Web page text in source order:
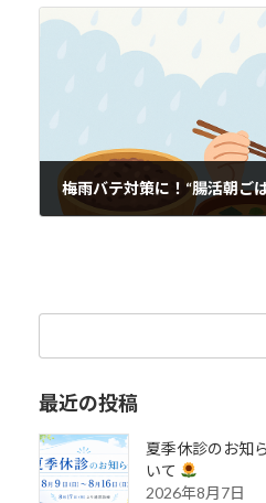
梅雨バテ対策に！“腸活朝ご
最近の投稿
夏季休診のお知
いて
2026年8月7日